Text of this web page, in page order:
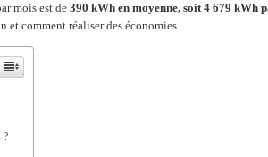
mois est de 390 kWh en moyenne, soit 4 679 kWh
et comment réaliser des économies.
?